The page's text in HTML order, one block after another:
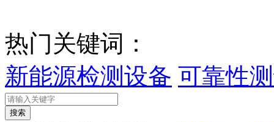
热门关键词：
新能源检测设备 可靠性